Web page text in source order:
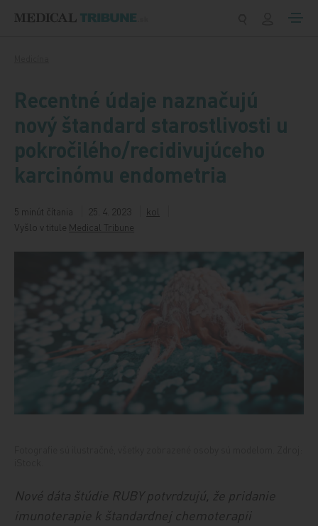
Recentné údaje naznačujú
nový štandard starostlivosti u
pokročilého/recidivujúceho
karcinómu endometria
5 minút čítania 25. 4. 2023
kol
Vyšlo v titule Medical Tribune
Nové dáta štúdie RUBY potvrdzujú, že pridanie
imunoterapie k štandardnej chemoterapii